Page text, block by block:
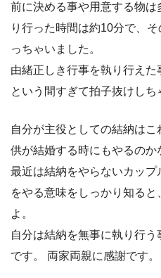
前に決める事や用意する物
り行った時間は約10分で、
っちゃいました。
由緒正しき行事を執り行え
という間すぎて拍子抜けしち
自分が主役としての結納は
供が結婚する時にもやるのか
最近は結納をやらないカッ
をやる意味をしっかり知る
よ。
自分は結納を無事に執り行
です。 両家両親に感謝です。